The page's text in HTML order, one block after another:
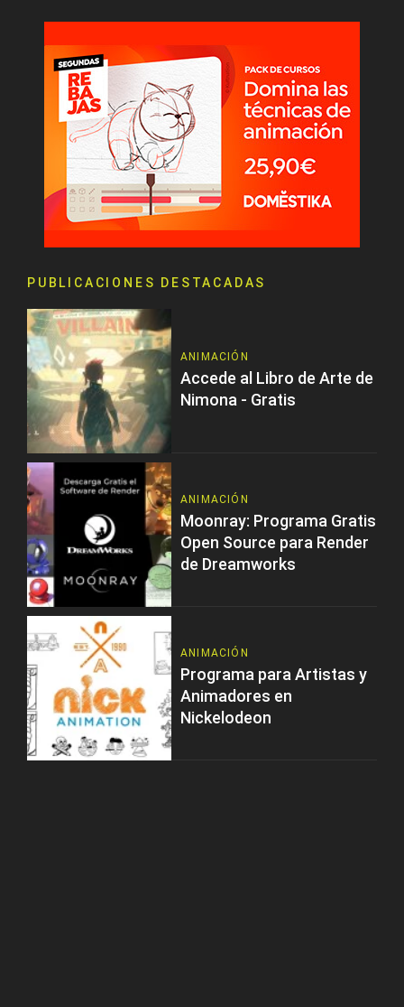
PUBLICACIONES DESTACADAS
ANIMACIÓN
Accede al Libro de Arte de
Nimona - Gratis
ANIMACIÓN
Moonray: Programa Gratis
Open Source para Render
de Dreamworks
ANIMACIÓN
Programa para Artistas y
Animadores en
Nickelodeon